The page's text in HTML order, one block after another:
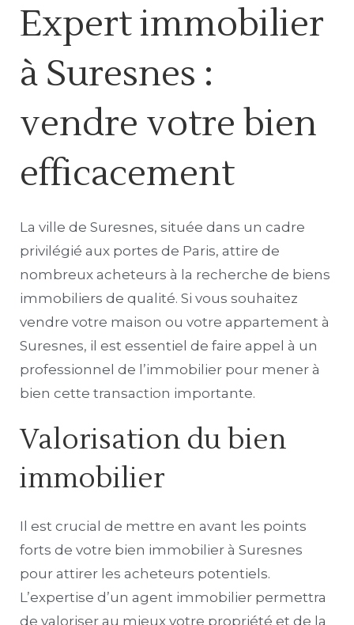
Expert immobilier
à Suresnes :
vendre votre bien
efficacement
La ville de Suresnes, située dans un cadre
privilégié aux portes de Paris, attire de
nombreux acheteurs à la recherche de biens
immobiliers de qualité. Si vous souhaitez
vendre votre maison ou votre appartement à
Suresnes, il est essentiel de faire appel à un
professionnel de l’immobilier pour mener à
bien cette transaction importante.
Valorisation du bien
immobilier
Il est crucial de mettre en avant les points
forts de votre bien immobilier à Suresnes
pour attirer les acheteurs potentiels.
L’expertise d’un agent immobilier permettra
de valoriser au mieux votre propriété et de la